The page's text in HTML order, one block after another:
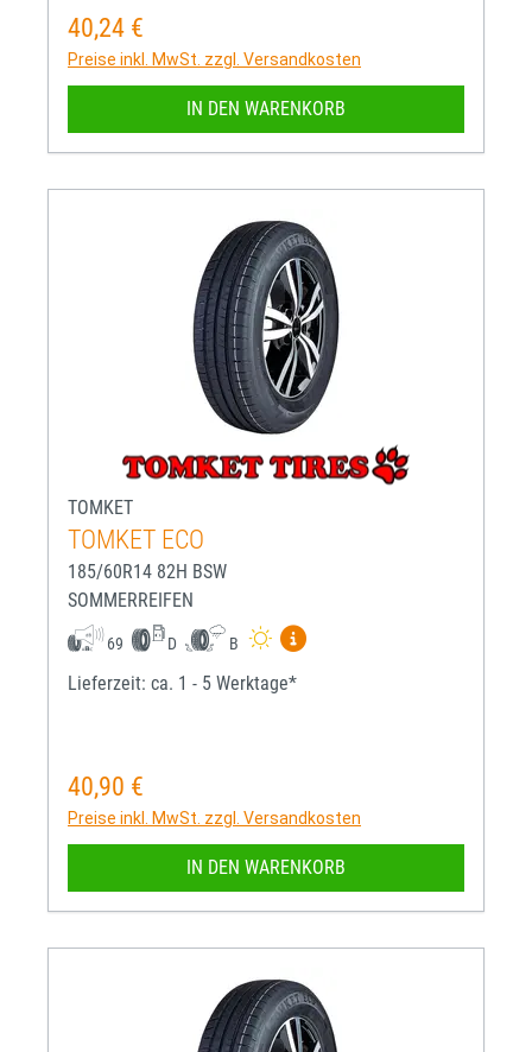
Regulärer Preis:
40,24 €
Preise inkl. MwSt. zzgl. Versandkosten
IN DEN WARENKORB
TOMKET
TOMKET ECO
185/60R14 82H BSW
SOMMERREIFEN
69 D B
Mehr Informationen zum
Lieferzeit: ca. 1 - 5 Werktage*
Regulärer Preis:
40,90 €
Preise inkl. MwSt. zzgl. Versandkosten
IN DEN WARENKORB